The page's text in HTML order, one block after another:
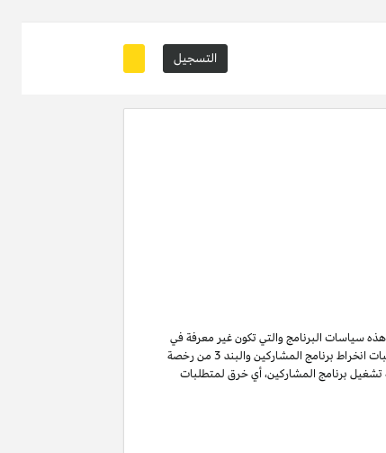
التسجيل
هذه سياسات البرنامج والتي تكون غير معرفة في
من متطلبات انخراط برنامج المشاركين والبند 3 من رخصة
تنطفئ بانتهاء اتفاقية تشغيل برنامج المشاركين. لتفادي الشك وبدون الحد من غرض المادة 6 (ا) من اتفاقية تشغيل برنامج المشاركين، أي خرق لمتطلبات